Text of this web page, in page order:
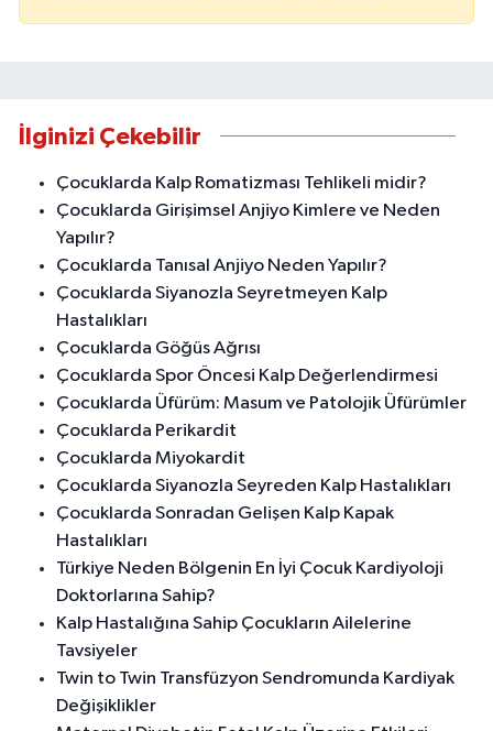
İlginizi Çekebilir
Çocuklarda Kalp Romatizması Tehlikeli midir?
Çocuklarda Girişimsel Anjiyo Kimlere ve Neden
Yapılır?
Çocuklarda Tanısal Anjiyo Neden Yapılır?
Çocuklarda Siyanozla Seyretmeyen Kalp
Hastalıkları
Çocuklarda Göğüs Ağrısı
Çocuklarda Spor Öncesi Kalp Değerlendirmesi
Çocuklarda Üfürüm: Masum ve Patolojik Üfürümler
Çocuklarda Perikardit
Çocuklarda Miyokardit
Çocuklarda Siyanozla Seyreden Kalp Hastalıkları
Çocuklarda Sonradan Gelişen Kalp Kapak
Hastalıkları
Türkiye Neden Bölgenin En İyi Çocuk Kardiyoloji
Doktorlarına Sahip?
Kalp Hastalığına Sahip Çocukların Ailelerine
Tavsiyeler
Twin to Twin Transfüzyon Sendromunda Kardiyak
Değişiklikler